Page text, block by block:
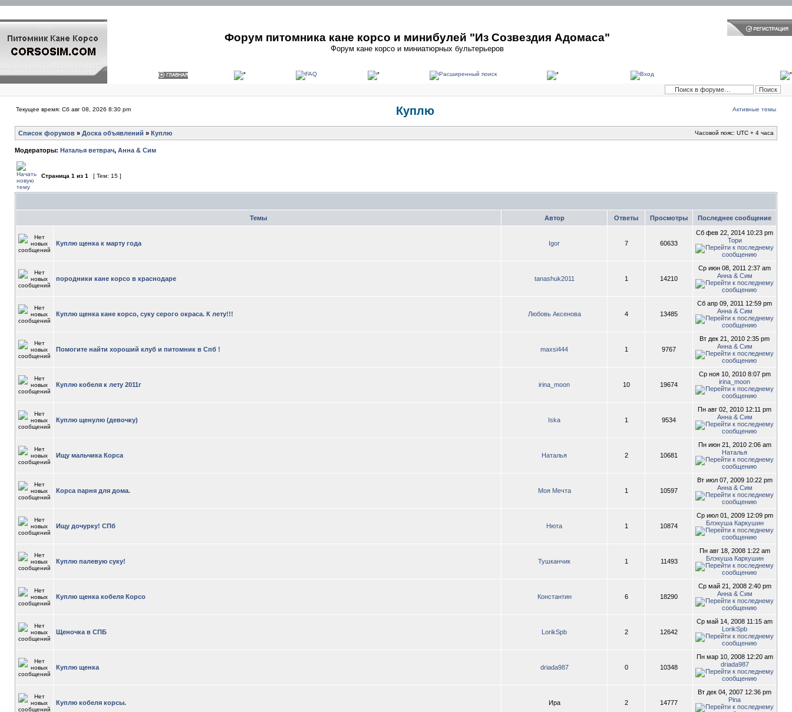
Форум питомника кане корсо и минибулей "Из Созвездия Адомаса"
Форум кане корсо и миниатюрных бультерьеров
Текущее время: Сб авг 08, 2026 8:30 pm Куплю Активные темы
Список форумов » Доска объявлений » Куплю Часовой пояс: UTC + 4 часа
Модераторы: Наталья ветврач, Анна & Сим
Страница 1 из 1 [ Тем: 15 ]
Темы Автор Ответы Просмотры Последнее сообщение
Куплю щенка к марту года Igor 7 60633
Сб фев 22, 2014 10:23 pm
Тори
породники кане корсо в краснодаре tanashuk2011 1 14210
Ср июн 08, 2011 2:37 am
Анна & Сим
Куплю щенка кане корсо, суку серого окраса. К лету!!! Любовь Аксенова 4 13485
Сб апр 09, 2011 12:59 pm
Анна & Сим
Помогите найти хороший клуб и питомник в Спб ! maxsi444 1 9767
Вт дек 21, 2010 2:35 pm
Анна & Сим
Куплю кобеля к лету 2011г irina_moon 10 19674
Ср ноя 10, 2010 8:07 pm
irina_moon
Куплю щенулю (девочку) Iska 1 9534
Пн авг 02, 2010 12:11 pm
Анна & Сим
Ищу мальчика Корса Наталья 2 10681
Пн июн 21, 2010 2:06 am
Наталья
Корса парня для дома. Моя Мечта 1 10597
Вт июл 07, 2009 10:22 pm
Анна & Сим
Ищу дочурку! СПб Нюта 1 10874
Ср июл 01, 2009 12:09 pm
Блэкуша Каркушин
Куплю палевую суку! Тушканчик 1 11493
Пн авг 18, 2008 1:22 am
Блэкуша Каркушин
Куплю щенка кобеля Корсо Константин 6 18290
Ср май 21, 2008 2:40 pm
Анна & Сим
Щеночка в СПБ LorikSpb 2 12642
Ср май 14, 2008 11:15 am
LorikSpb
Куплю щенка driada987 0 10348
Пн мар 10, 2008 12:20 am
driada987
Куплю кобеля корсы. Ира 2 14777
Вт дек 04, 2007 12:36 pm
Pina